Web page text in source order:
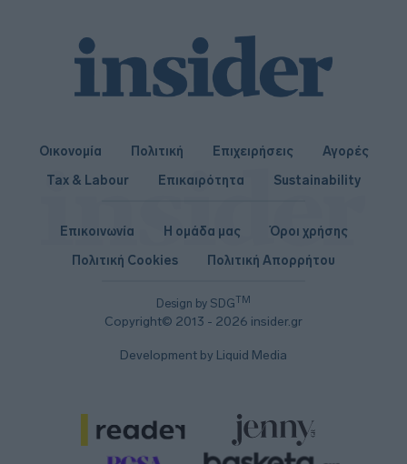
Οικονομία Πολιτική Επιχειρήσεις
Αγορές
Tax & Labour
Επικαιρότητα Sustainability
Design by SDGTM
Copyright© 2013 - 2026 insider.gr
Επικοινωνία Η ομάδα μας
Όροι χρήσης
Πολιτική Cookies
Πολιτική Απορρήτου
Development by Liquid Media